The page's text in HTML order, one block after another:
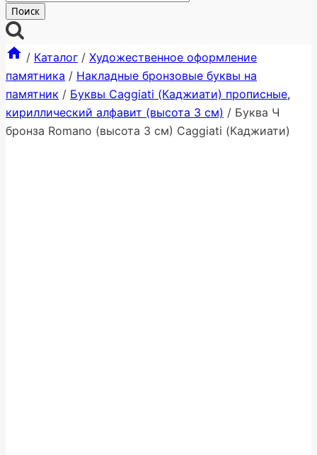
Поиск
/ Каталог / Художественное оформление
памятника / Накладные бронзовые буквы на
памятник / Буквы Caggiati (Каджиати) прописные,
кириллический алфавит (высота 3 см) / Буква Ч
бронза Romano (высота 3 см) Caggiati (Каджиати)